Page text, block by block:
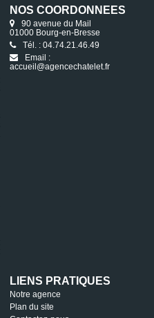
NOS COORDONNÉES
90 avenue du Mail
01000 Bourg-en-Bresse
Tél. : 04.74.21.46.49
Email :
accueil@agencechatelet.fr
LIENS PRATIQUES
Notre agence
Plan du site